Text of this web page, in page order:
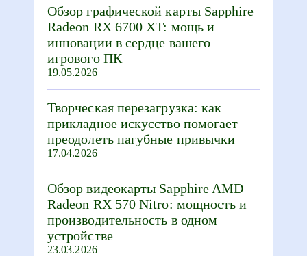
Обзор графической карты Sapphire
Radeon RX 6700 XT: мощь и
инновации в сердце вашего
игрового ПК
19.05.2026
Творческая перезагрузка: как
прикладное искусство помогает
преодолеть пагубные привычки
17.04.2026
Обзор видеокарты Sapphire AMD
Radeon RX 570 Nitro: мощность и
производительность в одном
устройстве
23.03.2026